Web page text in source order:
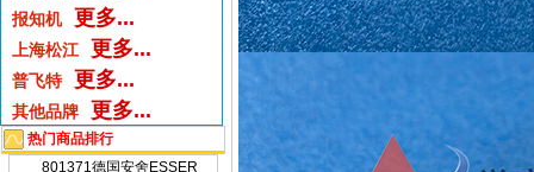
报知机 更多...
上海松江 更多...
普飞特 更多...
其他品牌 更多...
热门商品排行
801371德国安舍ESSER